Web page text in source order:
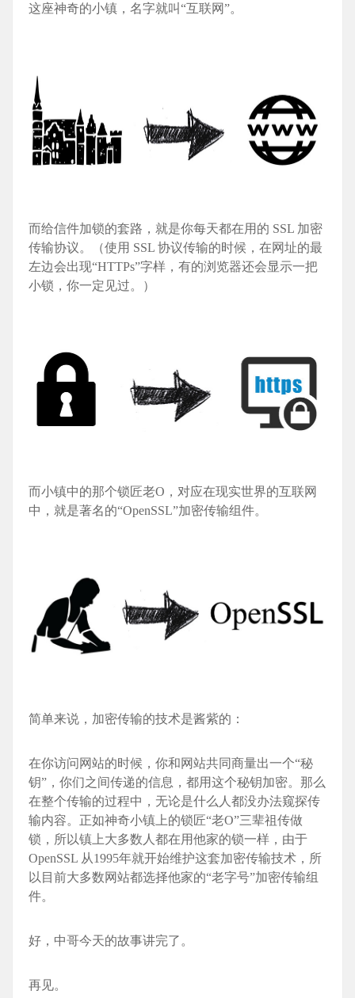
这座神奇的小镇，名字就叫“互联网”。
而给信件加锁的套路，就是你每天都在用的 SSL 加密
传输协议。（使用 SSL 协议传输的时候，在网址的最
左边会出现“HTTPs”字样，有的浏览器还会显示一把
小锁，你一定见过。）
而小镇中的那个锁匠老O，对应在现实世界的互联网
中，就是著名的“OpenSSL”加密传输组件。
简单来说，加密传输的技术是酱紫的：
在你访问网站的时候，你和网站共同商量出一个“秘
钥”，你们之间传递的信息，都用这个秘钥加密。那么
在整个传输的过程中，无论是什么人都没办法窥探传
输内容。正如神奇小镇上的锁匠“老O”三辈祖传做
锁，所以镇上大多数人都在用他家的锁一样，由于
OpenSSL 从1995年就开始维护这套加密传输技术，所
以目前大多数网站都选择他家的“老字号”加密传输组
件。
好，中哥今天的故事讲完了。
再见。